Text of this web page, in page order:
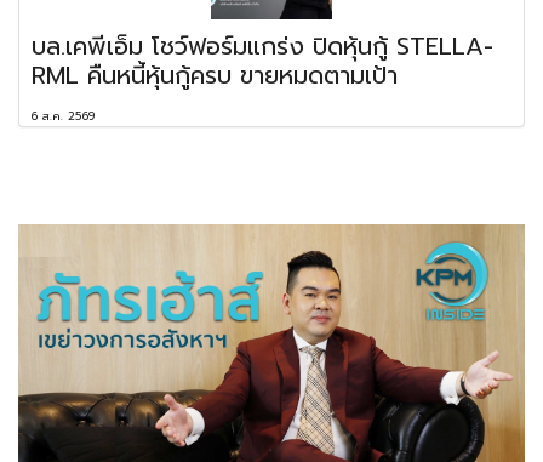
บล.เคพีเอ็ม โชว์ฟอร์มแกร่ง ปิดหุ้นกู้ STELLA-
RML คืนหนี้หุ้นกู้ครบ ขายหมดตามเป้า
6 ส.ค. 2569